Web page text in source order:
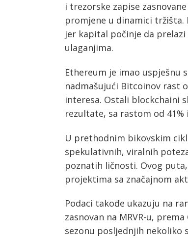
i trezorske zapise
promjene u dinamici tržišta.
jer kapital počinje da
ulaganjima.
Ethereum je imao uspješnu
nadmašujući Bitcoinov rast
interesa. Ostali blockchaini
rezultate, sa rastom od 41%
U prethodnim bikovskim
spekulativnih, viralnih
poznatih ličnosti. Ovog
projektima sa značajnom
Podaci takođe ukazuju na
zasnovan na MRVR-u,
sezonu posljednjih nekoliko